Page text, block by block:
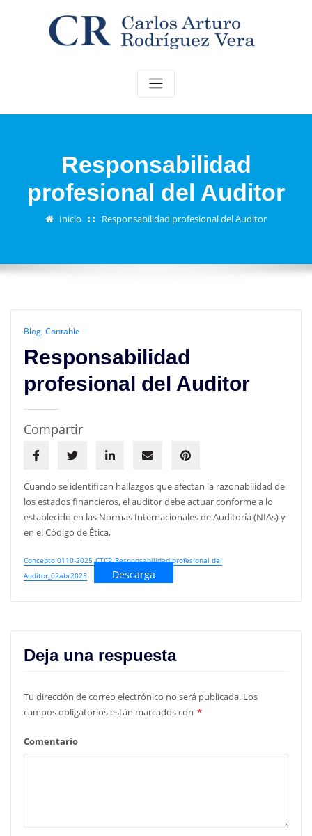
Responsabilidad
profesional del Auditor
Inicio Responsabilidad profesional del Auditor
Blog, Contable
Responsabilidad
profesional del Auditor
Compartir
Cuando se identifican hallazgos que afectan la razonabilidad de
los estados financieros, el auditor debe actuar conforme a lo
establecido en las Normas Internacionales de Auditoría (NIAs) y
en el Código de Ética,
Concepto 0110-2025_CTCP_Responsabilidad profesional del
Auditor_02abr2025
Descarga
Deja una respuesta
Tu dirección de correo electrónico no será publicada. Los
campos obligatorios están marcados con *
Comentario